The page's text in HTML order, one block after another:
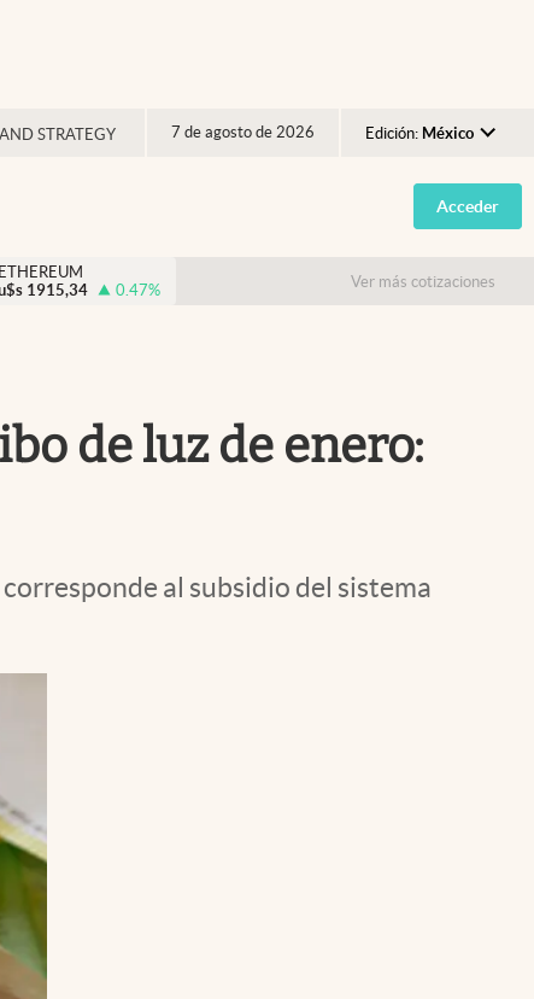
STRATEGY 7 de agosto de 2026 Edición: México
Argentina
España
USA
Acceder
ETHEREUM
1915,34 0.47% Ver más cotizaciones
de luz de enero:
al subsidio del sistema